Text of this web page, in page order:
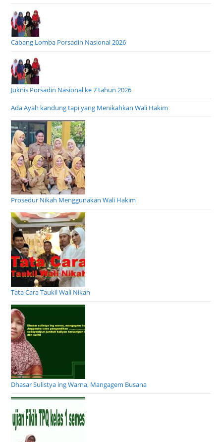
Cabang Lomba Porsadin Nasional 2026
Juknis Porsadin Nasional ke 7 tahun 2026
Ada Ayah kandung tapi yang Menikahkan Wali Hakim
Prosedur Nikah Menggunakan Wali Hakim
Tata Cara Taukil Wali Nikah
Dhasar Sulistya ing Warna, Mangagem Busana